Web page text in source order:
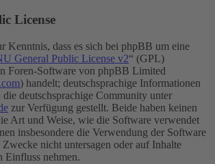
License
Kenntnis, dass es sich bei phpBB um eine
General Public License v2“ (GPL)
Foren-Software von phpBB Limited
) handelt; deutschsprachige Informationen
deutschsprachige Community unter
zur Verfügung gestellt. Beide haben keinen
Art und Weise, wie die Software verwendet
insbesondere die Verwendung der Software
Zwecke nicht untersagen oder auf Inhalte
Einfluss nehmen.